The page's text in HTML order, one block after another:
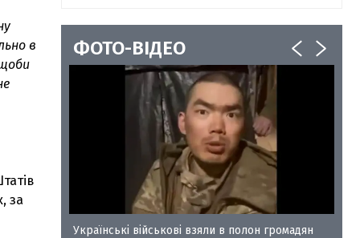
в
за
ФОТО-ВІДЕО
Українські військові взяли в полон громадян